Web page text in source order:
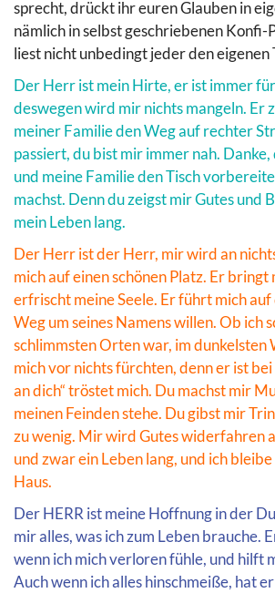
sprecht, drückt ihr euren Glauben in
nämlich in selbst geschriebenen Konfi-
liest nicht unbedingt jeder den eigenen
Der Herr ist mein Hirte, er ist immer
deswegen wird mir nichts mangeln. Er
meiner Familie den Weg auf rechter
passiert, du bist mir immer nah. Danke,
und meine Familie den Tisch
machst. Denn du zeigst mir Gutes und
mein Leben lang.
Der Herr ist der Herr, mir wird an
mich auf einen schönen Platz. Er bringt
erfrischt meine Seele. Er führt mich
Weg um seines Namens willen. Ob ich
schlimmsten Orten war, im dunkelsten
mich vor nichts fürchten, denn er ist bei
an dich“ tröstet mich. Du machst mir
meinen Feinden stehe. Du gibst mir
zu wenig. Mir wird Gutes widerfahren
und zwar ein Leben lang, und ich
Haus.
Der HERR ist meine Hoffnung in der
mir alles, was ich zum Leben brauche.
wenn ich mich verloren fühle, und hilft
Auch wenn ich alles hinschmeiße, hat